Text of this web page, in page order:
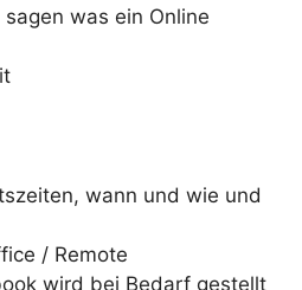
was ein Online
wann und wie und
/ Remote
wird bei Bedarf gestellt